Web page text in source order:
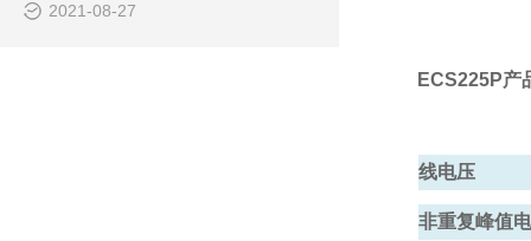
2021-08-27
ECS225P产
线电压
非重复峰值